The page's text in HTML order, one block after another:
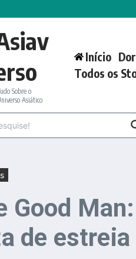
Sobre o
Asiático
Início
Todos os
Good
de estreia